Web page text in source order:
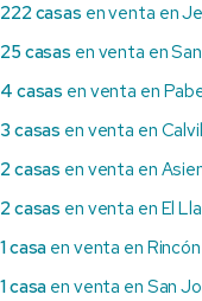
222 casas en venta en
25 casas en venta en
4 casas en venta en
3 casas en venta en
2 casas en venta en
2 casas en venta en El
1 casa en venta en
1 casa en venta en San